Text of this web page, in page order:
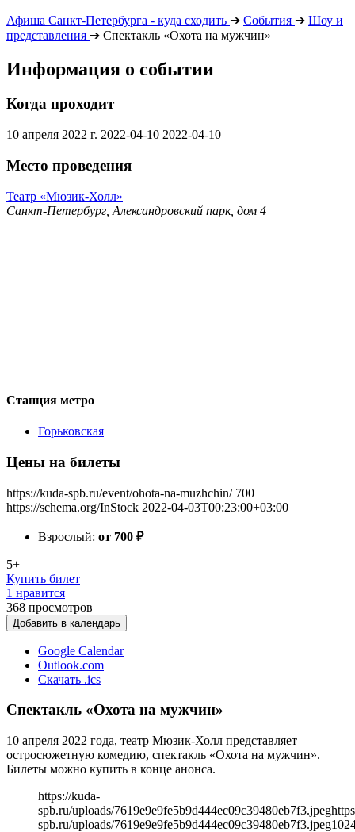
Афиша Санкт-Петербурга - куда сходить ➔ События ➔ Шоу и
представления ➔ Спектакль «Охота на мужчин»
Информация о событии
Когда проходит
10 апреля 2022 г. 2022-04-10 2022-04-10
Место проведения
Театр «Мюзик-Холл»
Санкт-Петербург, Александровский парк, дом 4
Станция метро
Горьковская
Цены на билеты
https://kuda-spb.ru/event/ohota-na-muzhchin/ 700
https://schema.org/InStock 2022-04-03T00:23:00+03:00
Взрослый: от 700 ₽
5+
Купить билет
1 нравится
368 просмотров
Добавить в календарь
Google Calendar
Outlook.com
Скачать .ics
Спектакль «Охота на мужчин»
10 апреля 2022 года, театр Мюзик-Холл представляет
остросюжетную комедию, спектакль «Охота на мужчин».
Билеты можно купить в конце анонса.
https://kuda-
spb.ru/uploads/7619e9e9fe5b9d444ec09c39480eb7f3.jpeg
spb.ru/uploads/7619e9e9fe5b9d444ec09c39480eb7f3.jpeg